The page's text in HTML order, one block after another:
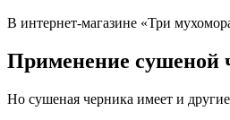
В интернет-магазине «Три
Применение сушеной
Но сушеная черника имеет и